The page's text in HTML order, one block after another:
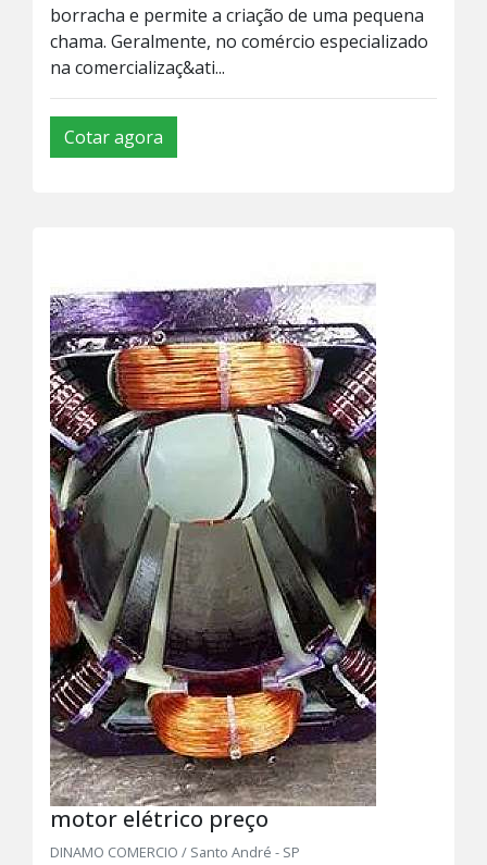
borracha e permite a criação de uma pequena
chama. Geralmente, no comércio especializado
na comercializaç&ati...
Cotar agora
motor elétrico preço
DINAMO COMERCIO / Santo André - SP